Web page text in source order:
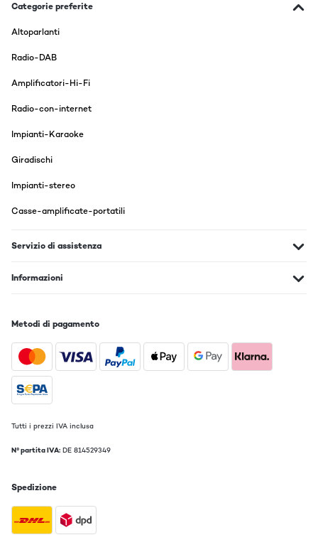
Categorie preferite
Altoparlanti
Radio-DAB
Amplificatori-Hi-Fi
Radio-con-internet
Impianti-Karaoke
Giradischi
Impianti-stereo
Casse-amplificate-portatili
Servizio di assistenza
Informazioni
Metodi di pagamento
Tutti i prezzi IVA inclusa
N° partita IVA: DE 814529349
Spedizione